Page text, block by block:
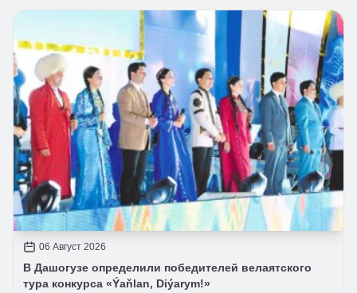
06 Август 2026
В Дашогузе определили победителей велаятского
тура конкурса «Ýaňlan, Diýarym!»